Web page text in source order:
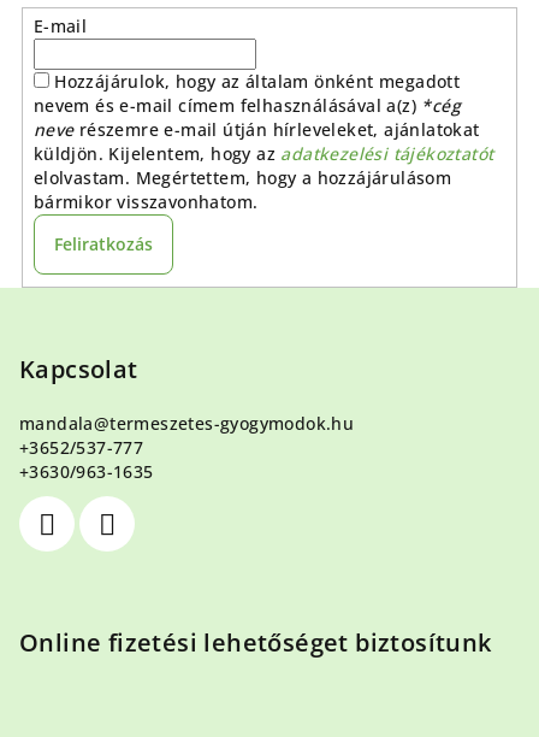
E-mail
Hozzájárulok, hogy az általam önként megadott
nevem és e-mail címem felhasználásával a(z) *cég
neverészemre e-mail útján hírleveleket, ajánlatokat
küldjön. Kijelentem, hogy az adatkezelési tájékoztatót
elolvastam. Megértettem, hogy a hozzájárulásom
bármikor visszavonhatom.
Feliratkozás
Kapcsolat
mandala@termeszetes-gyogymodok.hu
+3652/537-777
+3630/963-1635
Online fizetési lehetőséget biztosítunk